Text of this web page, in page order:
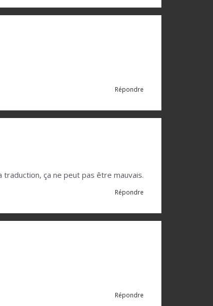
Répondre
traduction, ça ne peut pas être mauvais.
Répondre
Répondre